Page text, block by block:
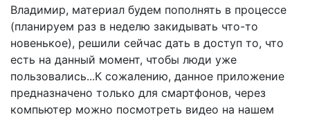
Владимир, материал будем пополнять в процессе
(планируем раз в неделю закидывать что-то
новенькое), решили сейчас дать в доступ то, что
есть на данный момент, чтобы люди уже
пользовались...К сожалению, данное приложение
предназначено только для смартфонов, через
компьютер можно посмотреть видео на нашем